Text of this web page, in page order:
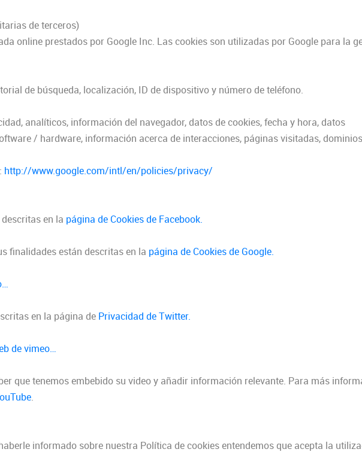
de terceros)
online prestados por Google Inc. Las cookies son utilizadas por Google para la
de búsqueda, localización, ID de dispositivo y número de teléfono.
analíticos, información del navegador, datos de cookies, fecha y hora, datos
/ hardware, información acerca de interacciones, páginas visitadas,
http://www.google.com/intl/en/policies/privacy/
en la página de Cookies de Facebook.
finalidades están descritas en la página de Cookies de Google.
en la página de Privacidad de Twitter.
de vimeo…
que tenemos embebido su video y añadir información relevante. Para más
.
informado sobre nuestra Política de cookies entendemos que acepta la